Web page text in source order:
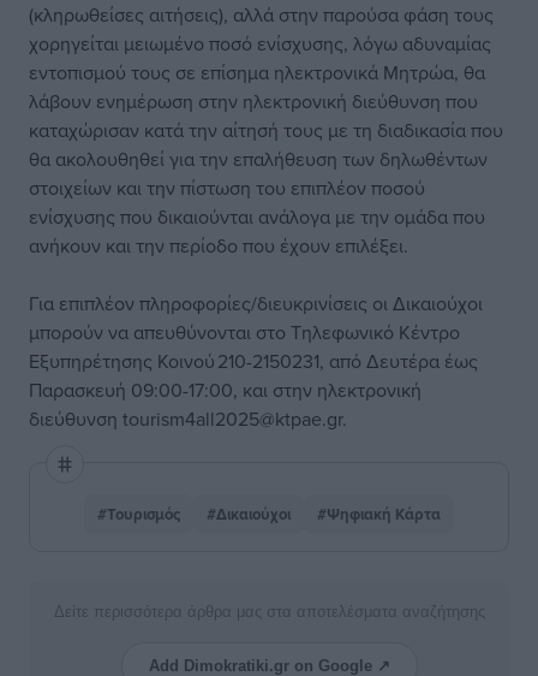
(κληρωθείσες αιτήσεις), αλλά στην παρούσα φάση τους
χορηγείται μειωμένο ποσό ενίσχυσης, λόγω αδυναμίας
εντοπισμού τους σε επίσημα ηλεκτρονικά Μητρώα, θα
λάβουν ενημέρωση στην ηλεκτρονική διεύθυνση που
καταχώρισαν κατά την αίτησή τους με τη διαδικασία που
θα ακολουθηθεί για την επαλήθευση των δηλωθέντων
στοιχείων και την πίστωση του επιπλέον ποσού
ενίσχυσης που δικαιούνται ανάλογα με την ομάδα που
ανήκουν και την περίοδο που έχουν επιλέξει.
Για επιπλέον πληροφορίες/διευκρινίσεις οι Δικαιούχοι
μπορούν να απευθύνονται στο Τηλεφωνικό Κέντρο
Εξυπηρέτησης Κοινού 210-2150231, από Δευτέρα έως
Παρασκευή 09:00-17:00, και στην ηλεκτρονική
διεύθυνση tourism4all2025@ktpae.gr.
#Τουρισμός #Δικαιούχοι #Ψηφιακή Κάρτα
Δείτε περισσότερα άρθρα μας στα αποτελέσματα αναζήτησης
Add Dimokratiki.gr on Google ↗